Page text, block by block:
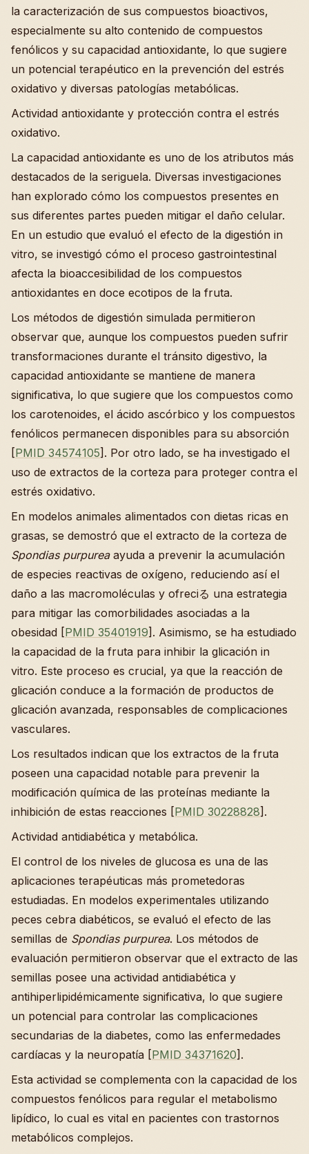
la caracterización de sus compuestos bioactivos,
especialmente su alto contenido de compuestos
fenólicos y su capacidad antioxidante, lo que sugiere
un potencial terapéutico en la prevención del estrés
oxidativo y diversas patologías metabólicas.
Actividad antioxidante y protección contra el estrés
oxidativo.
La capacidad antioxidante es uno de los atributos más
destacados de la seriguela. Diversas investigaciones
han explorado cómo los compuestos presentes en
sus diferentes partes pueden mitigar el daño celular.
En un estudio que evaluó el efecto de la digestión in
vitro, se investigó cómo el proceso gastrointestinal
afecta la bioaccesibilidad de los compuestos
antioxidantes en doce ecotipos de la fruta.
Los métodos de digestión simulada permitieron
observar que, aunque los compuestos pueden sufrir
transformaciones durante el tránsito digestivo, la
capacidad antioxidante se mantiene de manera
significativa, lo que sugiere que los compuestos como
los carotenoides, el ácido ascórbico y los compuestos
fenólicos permanecen disponibles para su absorción
[PMID 34574105]. Por otro lado, se ha investigado el
uso de extractos de la corteza para proteger contra el
estrés oxidativo.
En modelos animales alimentados con dietas ricas en
grasas, se demostró que el extracto de la corteza de
Spondias purpureaayuda a prevenir la acumulación
de especies reactivas de oxígeno, reduciendo así el
daño a las macromoléculas y ofreciる una estrategia
para mitigar las comorbilidades asociadas a la
obesidad [PMID 35401919]. Asimismo, se ha estudiado
la capacidad de la fruta para inhibir la glicación in
vitro. Este proceso es crucial, ya que la reacción de
glicación conduce a la formación de productos de
glicación avanzada, responsables de complicaciones
vasculares.
Los resultados indican que los extractos de la fruta
poseen una capacidad notable para prevenir la
modificación química de las proteínas mediante la
inhibición de estas reacciones [PMID 30228828].
Actividad antidiabética y metabólica.
El control de los niveles de glucosa es una de las
aplicaciones terapéuticas más prometedoras
estudiadas. En modelos experimentales utilizando
peces cebra diabéticos, se evaluó el efecto de las
semillas de Spondias purpurea. Los métodos de
evaluación permitieron observar que el extracto de las
semillas posee una actividad antidiabética y
antihiperlipidémicamente significativa, lo que sugiere
un potencial para controlar las complicaciones
secundarias de la diabetes, como las enfermedades
cardíacas y la neuropatía [PMID 34371620].
Esta actividad se complementa con la capacidad de los
compuestos fenólicos para regular el metabolismo
lipídico, lo cual es vital en pacientes con trastornos
metabólicos complejos.